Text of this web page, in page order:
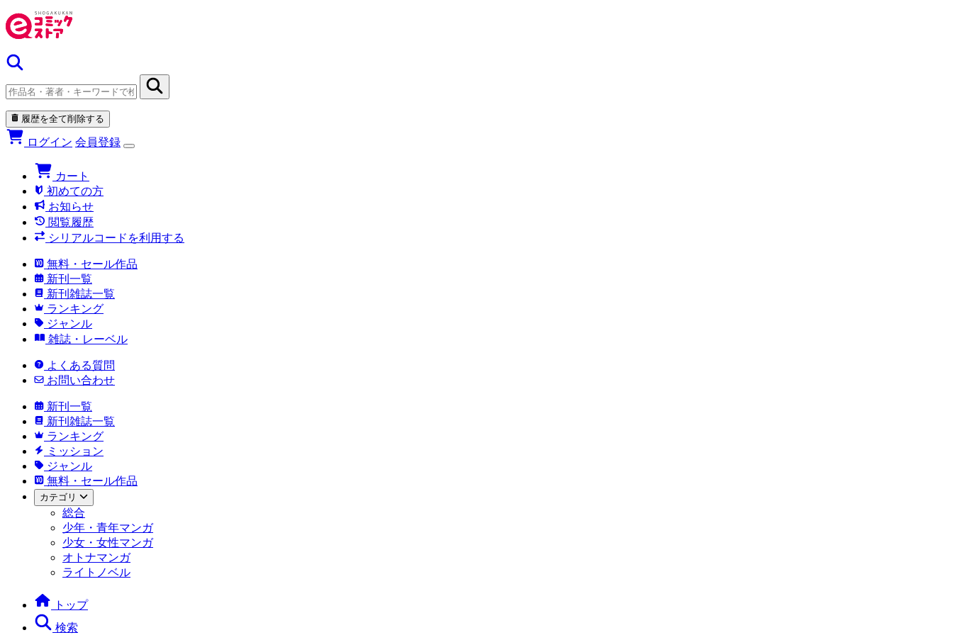
履歴を全て削除する
ログイン 会員登録
カート
初めての方
お知らせ
閲覧履歴
シリアルコードを利用する
無料・セール作品
新刊一覧
新刊雑誌一覧
ランキング
ジャンル
雑誌・レーベル
よくある質問
お問い合わせ
新刊一覧
新刊雑誌一覧
ランキング
ミッション
ジャンル
無料・セール作品
カテゴリ
総合
少年・青年マンガ
少女・女性マンガ
オトナマンガ
ライトノベル
トップ
検索